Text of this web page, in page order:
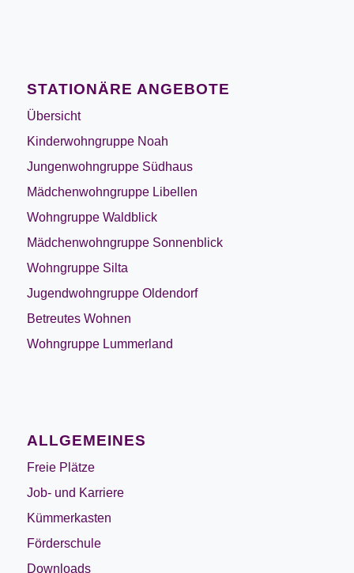
STATIONÄRE ANGEBOTE
Übersicht
Kinderwohngruppe Noah
Jungenwohngruppe Südhaus
Mädchenwohngruppe Libellen
Wohngruppe Waldblick
Mädchenwohngruppe Sonnenblick
Wohngruppe Silta
Jugendwohngruppe Oldendorf
Betreutes Wohnen
Wohngruppe Lummerland
ALLGEMEINES
Freie Plätze
Job- und Karriere
Kümmerkasten
Förderschule
Downloads